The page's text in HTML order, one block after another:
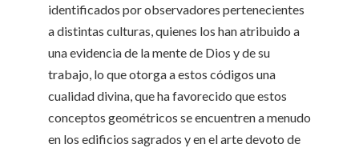
identificados por observadores pertenecientes
a distintas culturas, quienes los han atribuido a
una evidencia de la mente de Dios y de su
trabajo, lo que otorga a estos códigos una
cualidad divina, que ha favorecido que estos
conceptos geométricos se encuentren a menudo
en los edificios sagrados y en el arte devoto de